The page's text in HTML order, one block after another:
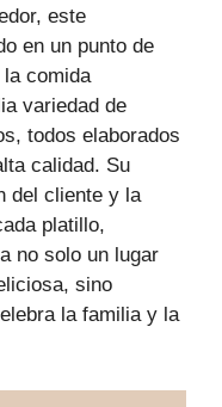
este
en un punto de
comida
variedad de
todos elaborados
calidad. Su
del cliente y la
platillo,
no solo un lugar
sino
la familia y la